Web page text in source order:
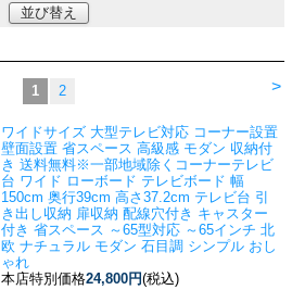
並び替え
>
1 2
ワイドサイズ 大型テレビ対応 コーナー設置
壁面設置 省スペース 高級感 モダン 収納付
き 送料無料※一部地域除く コーナーテレビ
台 ワイド ローボード テレビボード 幅
150cm 奥行39cm 高さ37.2cm テレビ台 引
き出し収納 扉収納 配線穴付き キャスター
付き 省スペース ～65型対応 ～65インチ 北
欧 ナチュラル モダン 石目調 シンプル おし
ゃれ
本店特別価格24,800円(税込)